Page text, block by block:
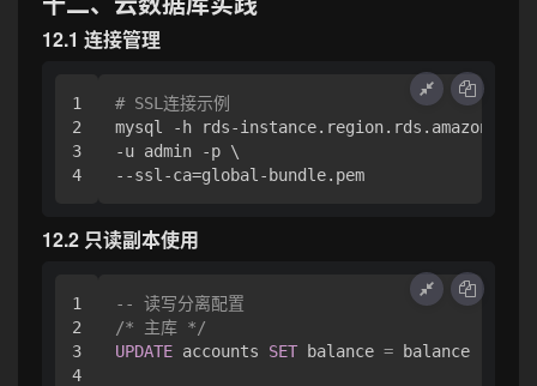
12.1 连接管理
1
2
3
# SSL连接示例
mysql -h rds-
-u admin -p \
12.2 只读副本使用
1
2
3
4
-- 读写分离配置
/* 主库 */
UPDATE accounts SET balance = balance